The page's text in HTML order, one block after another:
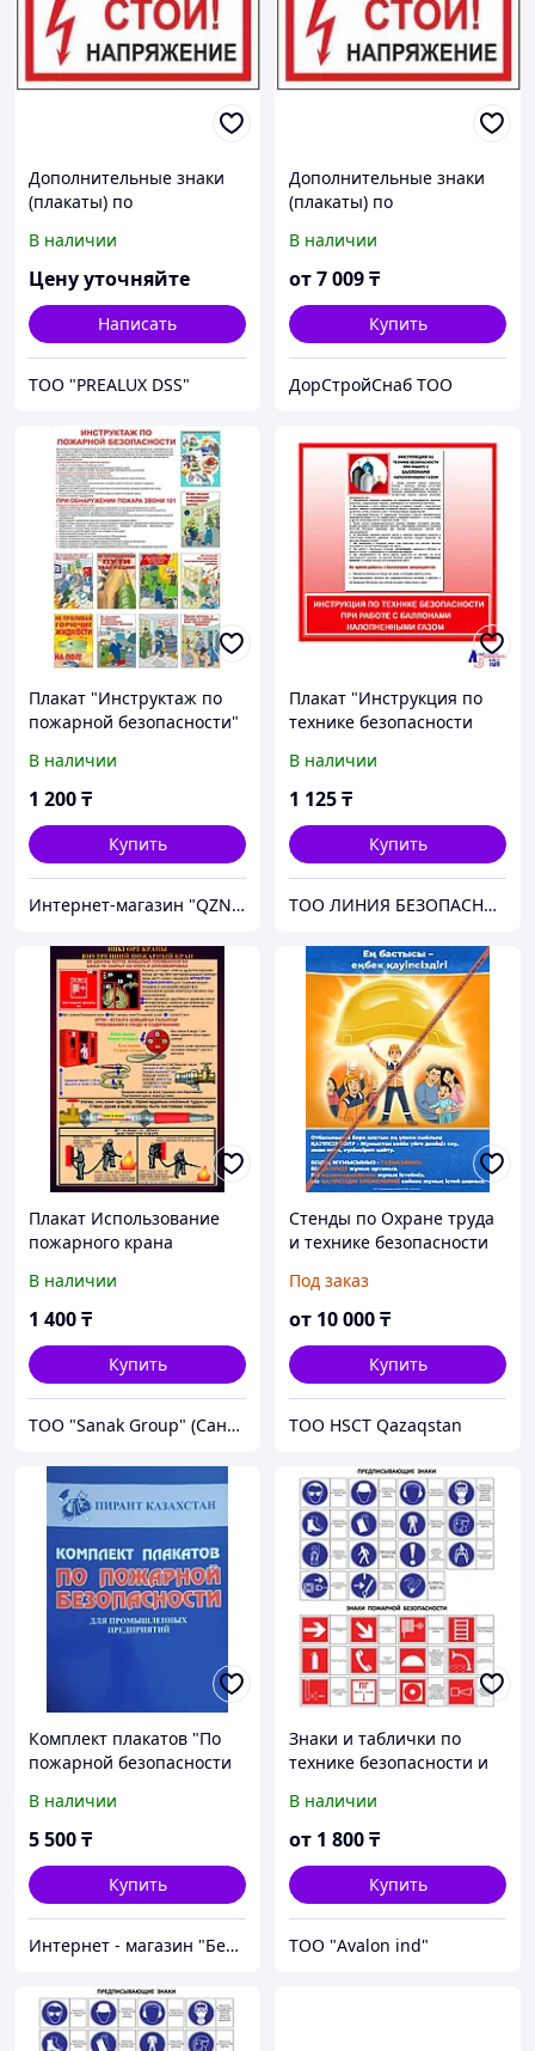
Дополнительные знаки
(плакаты) по
В наличии
Цену уточняйте
Написать
ТОО "PREALUX DSS"
Дополнительные знаки
(плакаты) по
В наличии
от7 009₸
Купить
ДорСтройСнаб ТОО
Плакат "Инструктаж по
пожарной безопасности"
В наличии
1 200₸
Купить
Интернет-магазин "QZNAK"
Плакат "Инструкция по
технике безопасности
наполненными газом"
В наличии
1 125₸
Купить
ТОО ЛИНИЯ БЕЗОПАСНОСТИ 101
Плакат Использование
пожарного крана
В наличии
1 400₸
Купить
ТОО "Sanak Group" (Санак групп)
Стенды по Охране труда
и технике безопасности
Под заказ
от 10 000₸
Купить
ТОО HSCT Qazaqstan
Комплект плакатов "По
пожарной безопасности
предприятий" 22 листа
В наличии
5 500₸
Купить
Интернет - магазин "Безопасный Дом"
Знаки и таблички по
технике безопасности и
В наличии
от 1 800₸
Купить
ТОО "Avalon ind"